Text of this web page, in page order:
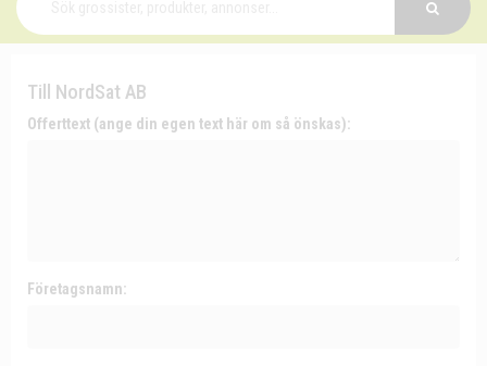
Till NordSat AB
Offerttext (ange din egen text här om så önskas):
Företagsnamn: